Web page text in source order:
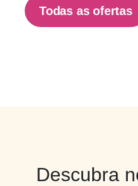
Todas as ofertas
Descubra